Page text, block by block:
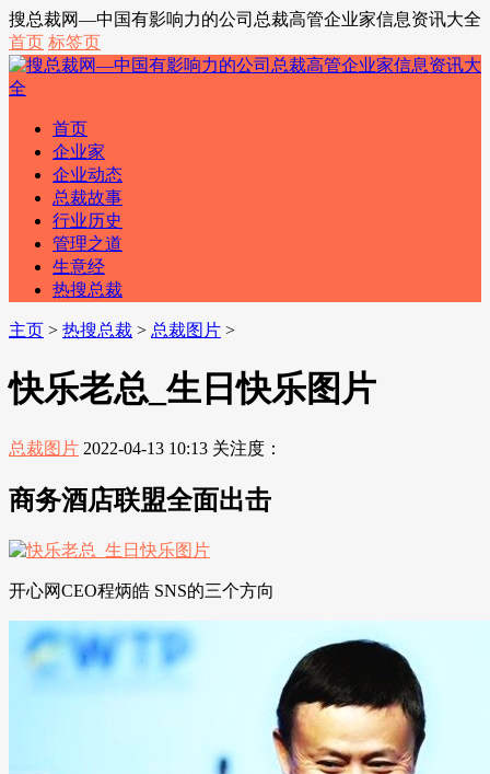
搜总裁网—中国有影响力的公司总裁高管企业家信息资讯大全
首页 标签页
首页
企业家
企业动态
总裁故事
行业历史
管理之道
生意经
热搜总裁
主页 > 热搜总裁 > 总裁图片 >
快乐老总_生日快乐图片
总裁图片 2022-04-13 10:13 关注度：
商务酒店联盟全面出击
开心网CEO程炳皓 SNS的三个方向